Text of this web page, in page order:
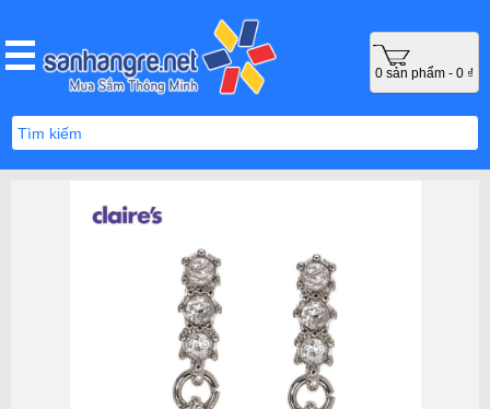
0 sản phẩm - 0 ₫